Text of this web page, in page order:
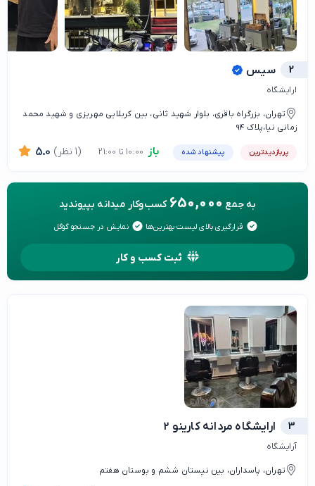
2 سیس
ارایشگاه
تهران، بزرگراه باقری، بلوار شهید ثانی، بین کربلایی مهریزی و شهید محمد
زمانی نیا،پلاک 94
پربازدیدترین پیشنهاد شده باز 5.0 (1 نظر)
به جمع 650,000 کسب‌وکار میدانه بپیوندید
قرارگیری بالای لیست بهترین‌ها نمایش در جستجو گوگل
ثبت کسب و کار
3 ارایشگاه مردانه کارینو ۲
آرایشگاه
تهران، پاسداران، بین نیستان ششم و بوستان هفتم